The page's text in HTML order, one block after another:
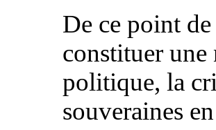
De ce point
constituer
politique, la
souveraines